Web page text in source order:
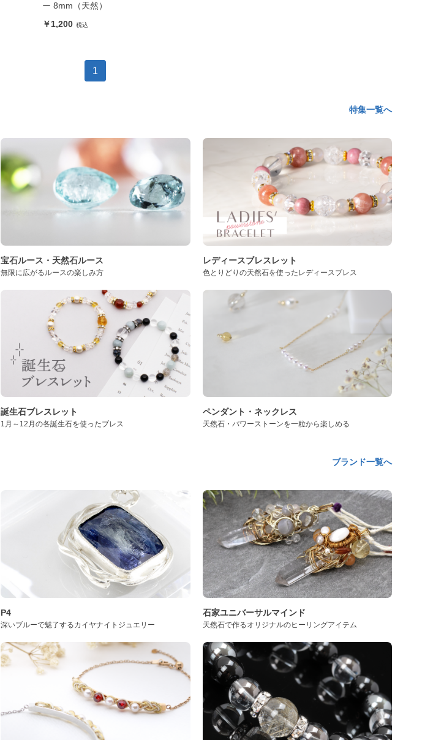
ー 8mm（天然）
1,200
1
特集一覧へ
宝石ルース・天然石ルース
無限に広がるルースの楽しみ方
レディースブレスレット
色とりどりの天然石を使ったレディースブレス
誕生石ブレスレット
1月～12月の各誕生石を使ったブレス
ペンダント・ネックレス
天然石・パワーストーンを一粒から楽しめる
ブランド一覧へ
P4
深いブルーで魅了するカイヤナイトジュエリー
石家ユニバーサルマインド
天然石で作るオリジナルのヒーリングアイテム